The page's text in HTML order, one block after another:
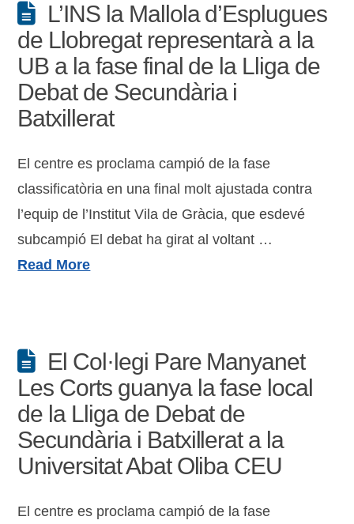
L’INS la Mallola d’Esplugues
de Llobregat representarà a la
UB a la fase final de la Lliga de
Debat de Secundària i
Batxillerat
El centre es proclama campió de la fase
classificatòria en una final molt ajustada contra
l’equip de l’Institut Vila de Gràcia, que esdevé
subcampió El debat ha girat al voltant …
Read More
El Col·legi Pare Manyanet
Les Corts guanya la fase local
de la Lliga de Debat de
Secundària i Batxillerat a la
Universitat Abat Oliba CEU
El centre es proclama campió de la fase